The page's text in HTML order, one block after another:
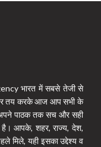
भारत में सबसे तेजी से
तय करके आज आप सभी के
अपने पाठक तक सच और सही
है। आपके, शहर, राज्य, देश,
मिले, यही इसका उद्देश्य व